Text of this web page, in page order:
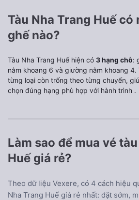
Tàu Nha Trang Huế
ghế nào?
Tàu Nha Trang Huế hiện có 3 hạng chỗ:
nằm khoang 6 và giường nằm khoang 4.
từng loại còn trống theo từng chuyến,
chọn đúng hạng phù hợp với hành trình .
Làm sao để mua vé
Huế giá rẻ?
Theo dữ liệu Vexere, có 4 cách hiệu
Nha Trang Huế giá rẻ nhất: đặt sớm,